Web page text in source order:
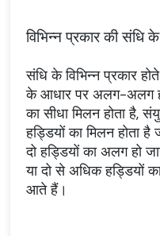
विभिन्न प्रकार की संधि
संधि के विभिन्न प्रकार
के आधार पर अलग-अलग
का सीधा मिलन होता है,
हड्डियों का मिलन होता
दो हड्डियों का अलग हो
या दो से अधिक हड्डियों
आते हैं।